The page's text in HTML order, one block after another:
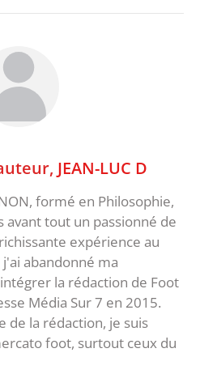
JEAN-LUC D
formé en Philosophie,
avant tout un passionné de
expérience au
abandonné ma
la rédaction de Foot
Média Sur 7 en 2015.
de la rédaction, je suis
foot, surtout ceux du